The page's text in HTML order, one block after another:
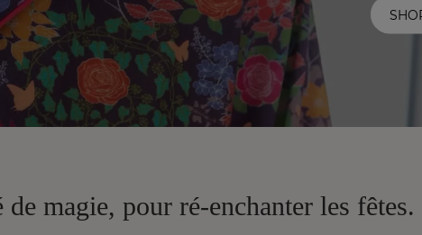
magie, pour ré-enchanter les fêtes.